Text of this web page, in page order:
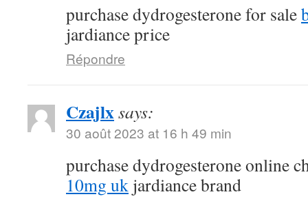
purchase dydrogesterone for sale
jardiance price
Répondre
Czajlxsays:
30 août 2023 at 16 h 49 min
purchase dydrogesterone online
10mg uk jardiance brand